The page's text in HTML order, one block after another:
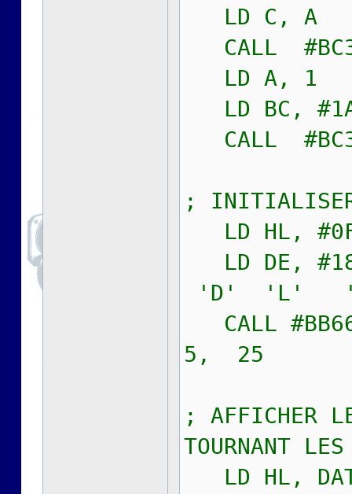
LD C, A
CALL
LD A, 1
LD BC,
CALL
; INITIALISER
LD HL,
LD
'D' 'L'
CALL
5, 25
; AFFICHER
TOURNANT
LD HL,